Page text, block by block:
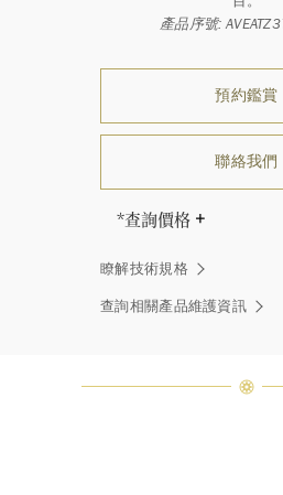
產品序號:
預約鑑賞
聯絡我們
*查詢價格
兩顆相同的鑽石。」 海
一件高級珠寶作品也是
石皆與眾不同而採用獨
瞭解技術規格
查詢相關產品維護資訊